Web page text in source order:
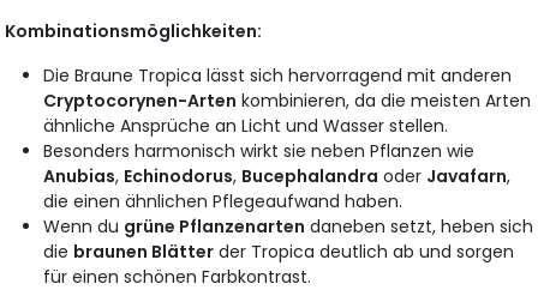
Kombinationsmöglichkeiten:
Die Braune Tropica lässt sich hervorragend mit anderen
Cryptocorynen-Arten kombinieren, da die meisten Arten
ähnliche Ansprüche an Licht und Wasser stellen.
Besonders harmonisch wirkt sie neben Pflanzen wie
Anubias, Echinodorus, Bucephalandra oder Javafarn,
die einen ähnlichen Pflegeaufwand haben.
Wenn du grüne Pflanzenarten daneben setzt, heben sich
die braunen Blätter der Tropica deutlich ab und sorgen
für einen schönen Farbkontrast.